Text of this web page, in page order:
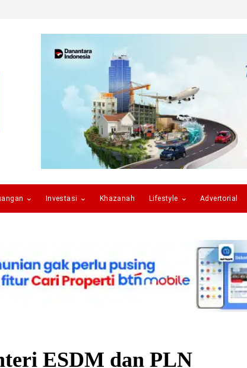
Investasi Khazanah Lifestyle Advertorial
ESDM dan PLN